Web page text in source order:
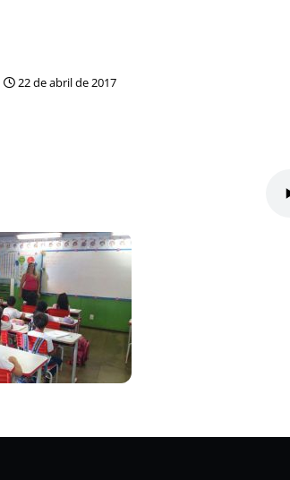
22 de abril de 2017